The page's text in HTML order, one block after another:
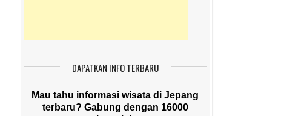
DAPATKAN INFO TERBARU
Mau tahu informasi wisata di Jepang
terbaru? Gabung dengan 16000